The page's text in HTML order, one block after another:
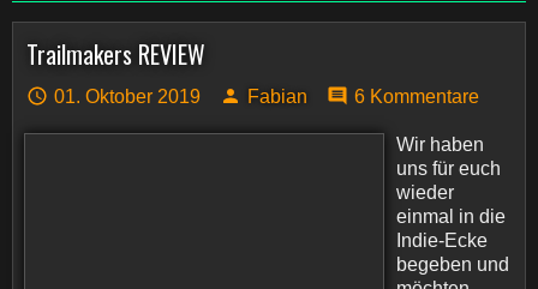
Trailmakers REVIEW
01. Oktober 2019 Fabian 6 Kommentare
Wir haben
uns für euch
wieder
einmal in die
Indie-Ecke
begeben und